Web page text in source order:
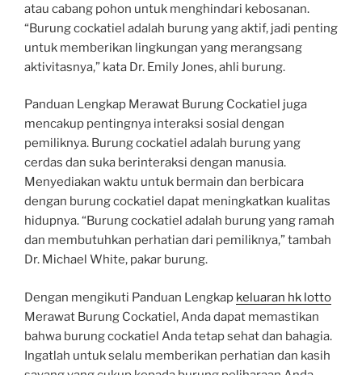
atau cabang pohon untuk menghindari kebosanan.
“Burung cockatiel adalah burung yang aktif, jadi penting
untuk memberikan lingkungan yang merangsang
aktivitasnya,” kata Dr. Emily Jones, ahli burung.
Panduan Lengkap Merawat Burung Cockatiel juga
mencakup pentingnya interaksi sosial dengan
pemiliknya. Burung cockatiel adalah burung yang
cerdas dan suka berinteraksi dengan manusia.
Menyediakan waktu untuk bermain dan berbicara
dengan burung cockatiel dapat meningkatkan kualitas
hidupnya. “Burung cockatiel adalah burung yang ramah
dan membutuhkan perhatian dari pemiliknya,” tambah
Dr. Michael White, pakar burung.
Dengan mengikuti Panduan Lengkap keluaran hk lotto
Merawat Burung Cockatiel, Anda dapat memastikan
bahwa burung cockatiel Anda tetap sehat dan bahagia.
Ingatlah untuk selalu memberikan perhatian dan kasih